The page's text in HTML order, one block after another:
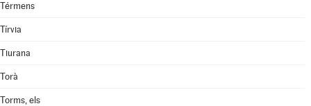
Térmens
Tírvia
Tiurana
Torà
Torms, els